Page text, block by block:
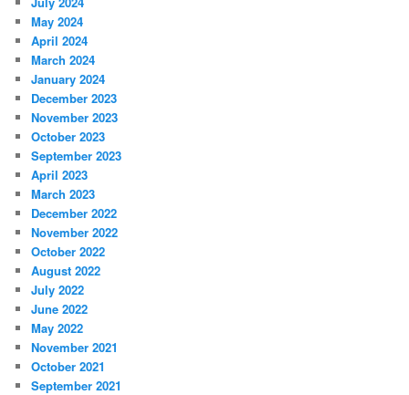
May 2024
April 2024
March 2024
January 2024
December 2023
November 2023
October 2023
September 2023
April 2023
March 2023
December 2022
November 2022
October 2022
August 2022
July 2022
June 2022
May 2022
November 2021
October 2021
September 2021